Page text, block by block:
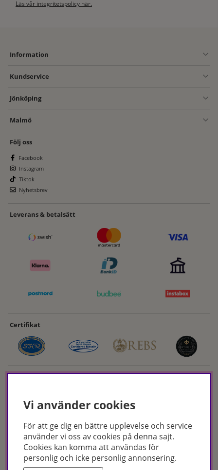
Läs vår integritetspolicy här.
Information
Kundservice
Jönköping
Malmö
Följ oss
Facebook
Instagram
Tiktok
Nyhetsbrev
Leverans & betalsätt
Certifikat
Hudoteket erbjuder ett noga utvalt sortiment inom hudvård, hårvård och
makeup – både online och i butik. Med över 50 års erfarenhet och
utbildade hudterapeuter hjälper vi dig att hitta rätt produkter och
behandlingar för just dina behov. Handla enkelt på hudoteket.se eller
besök oss i Jönköping och Malmö.
Vi använder cookies
För att ge dig en bättre upplevelse och service
använder vi oss av cookies på denna sajt.
Cookies kan komma att användas för
personlig och icke personlig annonsering.